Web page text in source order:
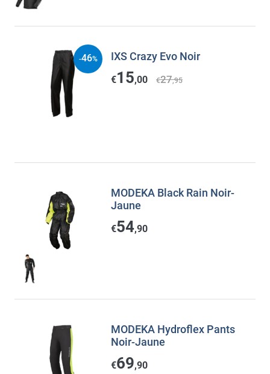
IXS Crazy Evo Noir
€15,00 €27,95
-46%
MODEKA Black Rain Noir-
Jaune
€54,90
MODEKA Hydroflex Pants
Noir-Jaune
€69,90